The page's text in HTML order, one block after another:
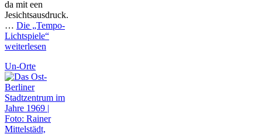
da mit een
Jesichtsausdruck.
… Die „Tempo-
Lichtspiele“
weiterlesen
Un-Orte